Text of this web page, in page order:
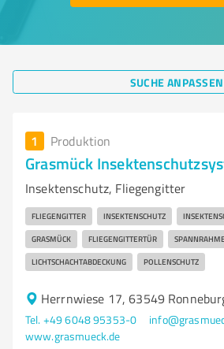
SUCHE ANPASSEN
1 Produktion
Grasmück
Insektenschutz, Fliegengitter
FLIEGENGITTER INSEKTENSCHUTZ
GRASMÜCK FLIEGENGITTERTÜR
LICHTSCHACHTABDECKUNG POLLENSCHUTZ
Herrnwiese 17, 63549
Tel. +49 6048 95353-0
www.grasmueck.de